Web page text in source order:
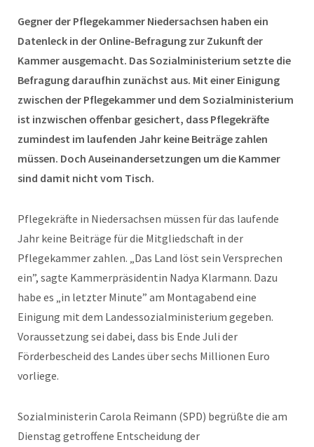
Gegner der Pflegekammer Niedersachsen haben ein
Datenleck in der Online-Befragung zur Zukunft der
Kammer ausgemacht. Das Sozialministerium setzte die
Befragung daraufhin zunächst aus. Mit einer Einigung
zwischen der Pflegekammer und dem Sozialministerium
ist inzwischen offenbar gesichert, dass Pflegekräfte
zumindest im laufenden Jahr keine Beiträge zahlen
müssen. Doch Auseinandersetzungen um die Kammer
sind damit nicht vom Tisch.
Pflegekräfte in Niedersachsen müssen für das laufende
Jahr keine Beiträge für die Mitgliedschaft in der
Pflegekammer zahlen. „Das Land löst sein Versprechen
ein”, sagte Kammerpräsidentin Nadya Klarmann. Dazu
habe es „in letzter Minute” am Montagabend eine
Einigung mit dem Landessozialministerium gegeben.
Voraussetzung sei dabei, dass bis Ende Juli der
Förderbescheid des Landes über sechs Millionen Euro
vorliege.
Sozialministerin Carola Reimann (SPD) begrüßte die am
Dienstag getroffene Entscheidung der